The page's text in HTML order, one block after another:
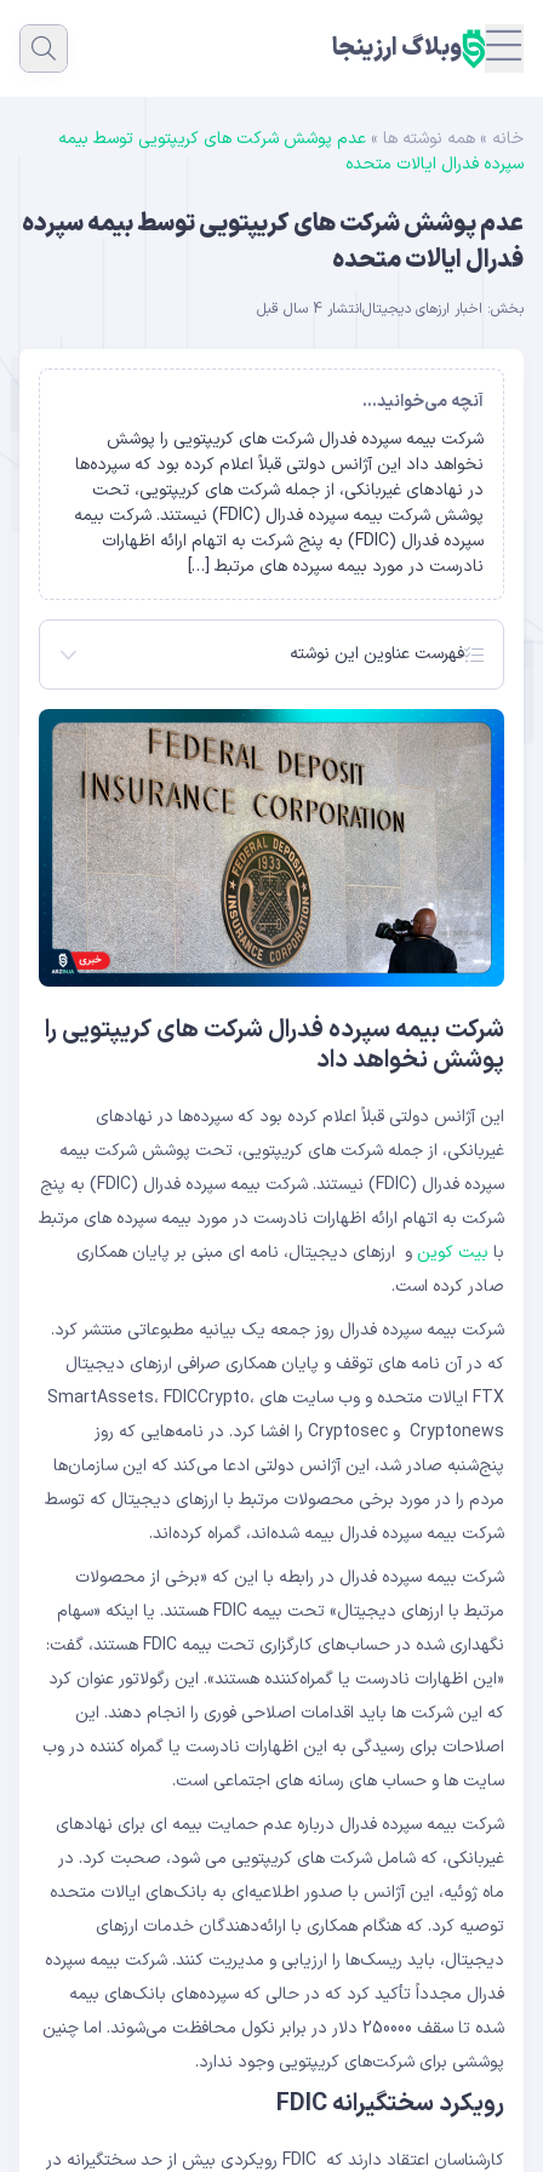
وبلاگ ارزینجا
خانه » همه نوشته ها » عدم پوشش شرکت های کریپتویی توسط بیمه
سپرده فدرال ایالات متحده
عدم پوشش شرکت های کریپتویی توسط بیمه سپرده
فدرال ایالات متحده
بخش: اخبار ارزهای دیجیتالانتشار 4 سال قبل
آنچه می‌خوانید...
شرکت بیمه سپرده فدرال شرکت های کریپتویی را پوشش
نخواهد داد این آژانس دولتی قبلاً اعلام کرده بود که سپرده‌ها
در نهادهای غیربانکی، از جمله شرکت های کریپتویی، تحت
پوشش شرکت بیمه سپرده فدرال (FDIC) نیستند. شرکت بیمه
سپرده فدرال (FDIC) به پنج شرکت به اتهام ارائه اظهارات
نادرست در مورد بیمه سپرده های مرتبط […]
فهرست عناوین این نوشته
پوشش نخواهد داد
رویکرد سختگیرانه FDIC
شرکت بیمه سپرده فدرال شرکت های کریپتویی را
پوشش نخواهد داد
این آژانس دولتی قبلاً اعلام کرده بود که سپرده‌ها در نهادهای
غیربانکی، از جمله شرکت های کریپتویی، تحت پوشش شرکت بیمه
سپرده فدرال (FDIC) نیستند. شرکت بیمه سپرده فدرال (FDIC) به پنج
شرکت به اتهام ارائه اظهارات نادرست در مورد بیمه سپرده های مرتبط
با بیت کوین و ارزهای دیجیتال، نامه ای مبنی بر پایان همکاری
صادر کرده است.
شرکت بیمه سپرده فدرال روز جمعه یک بیانیه مطبوعاتی منتشر کرد.
که در آن نامه های توقف و پایان همکاری صرافی ارزهای دیجیتال
FTX ایالات متحده و وب سایت های SmartAssets، FDICCrypto،
Cryptonews و Cryptosec را افشا کرد. در نامه‌هایی که روز
پنج‌شنبه صادر شد، این آژانس دولتی ادعا می‌کند که این سازمان‌ها
مردم را در مورد برخی محصولات مرتبط با ارزهای دیجیتال که توسط
شرکت بیمه سپرده فدرال بیمه شده‌اند، گمراه کرده‌اند.
شرکت بیمه سپرده فدرال در رابطه با این که «برخی از محصولات
مرتبط با ارزهای دیجیتال» تحت بیمه FDIC هستند. یا اینکه «سهام
نگهداری شده در حساب‌های کارگزاری تحت بیمه FDIC هستند، گفت:
«این اظهارات نادرست یا گمراه‌کننده هستند». این رگولاتور عنوان کرد
که این شرکت ها باید اقدامات اصلاحی فوری را انجام دهند. این
اصلاحات برای رسیدگی به این اظهارات نادرست یا گمراه کننده در وب
سایت ها و حساب های رسانه های اجتماعی است.
شرکت بیمه سپرده فدرال درباره عدم حمایت بیمه ای برای نهادهای
غیربانکی، که شامل شرکت های کریپتویی می شود، صحبت کرد. در
ماه ژوئیه، این آژانس با صدور اطلاعیه‌ای به بانک‌های ایالات متحده
توصیه کرد. که هنگام همکاری با ارائه‌دهندگان خدمات ارزهای
دیجیتال، باید ریسک‌ها را ارزیابی و مدیریت کنند. شرکت بیمه سپرده
فدرال مجدداً تأکید کرد که در حالی که سپرده‌های بانک‌های بیمه
شده تا سقف 250000 دلار در برابر نکول محافظت می‌شوند. اما چنین
پوششی برای شرکت‌های کریپتویی وجود ندارد.
رویکرد سختگیرانه FDIC
کارشناسان اعتقاد دارند که FDIC رویکردی بیش از حد سختگیرانه در